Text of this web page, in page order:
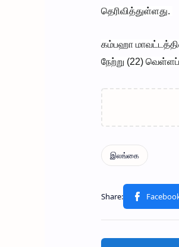
தெரிவித்துள்ளது.
கம்பஹா மாவட்டத்தின்
நேற்று (22)